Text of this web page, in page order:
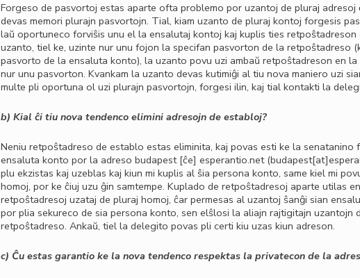
Forgeso de pasvortoj estas aparte ofta problemo por uzantoj de pluraj adresoj
devas memori plurajn pasvortojn. Tial, kiam uzanto de pluraj kontoj forgesis
laŭ oportuneco forviŝis unu el la ensalutaj kontoj kaj kuplis ties
uzanto, tiel ke, uzinte nur unu fojon la specifan pasvorton de la retpoŝtadreso
pasvorto de la ensaluta konto), la uzanto povu uzi ambaŭ retpoŝtadreson en la
nur unu pasvorton. Kvankam la uzanto devas kutimiĝi al tiu nova maniero uzi
multe pli oportuna ol uzi plurajn pasvortojn, forgesi ilin, kaj tial kontakti la
b) Kial ĉi tiu nova tendenco elimini adresojn de establoj?
Neniu retpoŝtadreso de establo estas eliminita, kaj povas esti ke la
ensaluta konto por la adreso budapest[ĉe] esperantio.net
plu ekzistas kaj uzeblas kaj kiun mi kuplis al ŝia persona konto, same kiel mi
homoj, por ke ĉiuj uzu ĝin samtempe. Kuplado de retpoŝtadresoj aparte utilas
retpoŝtadresoj uzataj de pluraj homoj, ĉar permesas al uzantoj ŝanĝi sian
por plia sekureco de sia persona konto, sen elŝlosi la aliajn rajtigitajn uzantojn
retpoŝtadreso. Ankaŭ, tiel la delegito povas pli certi kiu uzas kiun adreson.
c) Ĉu estas garantio ke la nova tendenco respektas la privatecon de la